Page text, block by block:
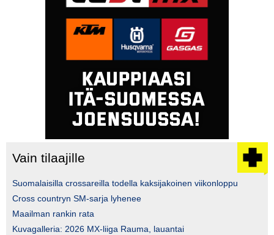
Vain tilaajille
Suomalaisilla crossareilla todella kaksijakoinen viikonloppu
Cross countryn SM-sarja lyhenee
Maailman rankin rata
Kuvagalleria: 2026 MX-liiga Rauma, lauantai